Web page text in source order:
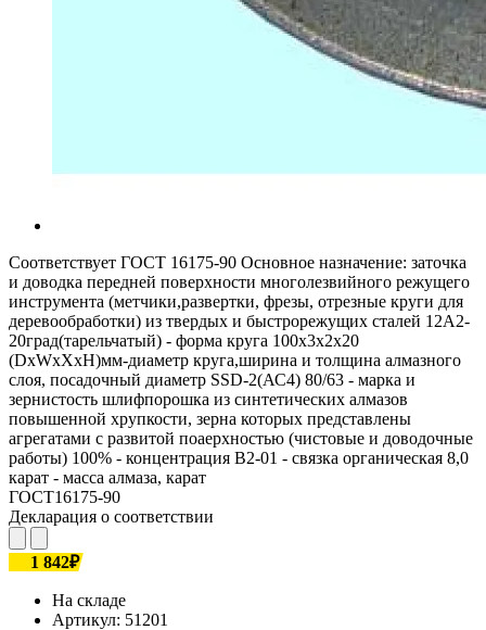
Соответствует ГОСТ 16175-90 Основное назначение: заточка
и доводка передней поверхности многолезвийного режущего
инструмента (метчики,развертки, фрезы, отрезные круги для
деревообработки) из твердых и быстрорежущих сталей 12А2-
20град(тарельчатый) - форма круга 100x3x2x20
(DxWxXxH)мм-диаметр круга,ширина и толщина алмазного
слоя, посадочный диаметр SSD-2(АС4) 80/63 - марка и
зернистость шлифпорошка из синтетических алмазов
повышенной хрупкости, зерна которых представлены
агрегатами с развитой поаерхностью (чистовые и доводочные
работы) 100% - концентрация В2-01 - связка органическая 8,0
карат - масса алмаза, карат
ГОСТ16175-90
Декларация о соответствии
1 842₽
На складе
Артикул: 51201